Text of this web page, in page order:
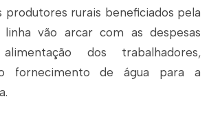
produtores rurais beneficiados pela
linha vão arcar com as despesas
dos trabalhadores,
fornecimento de água para a